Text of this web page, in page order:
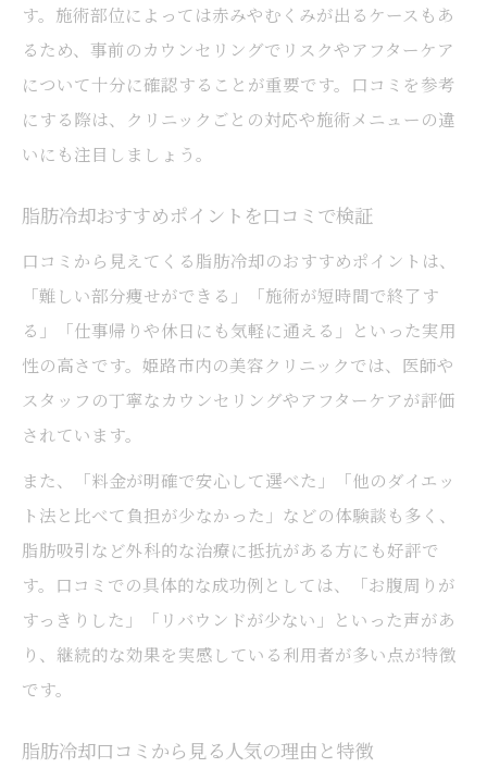
す。施術部位によっては赤みやむくみが出るケースもあ
るため、事前のカウンセリングでリスクやアフターケア
について十分に確認することが重要です。口コミを参考
にする際は、クリニックごとの対応や施術メニューの違
いにも注目しましょう。
脂肪冷却おすすめポイントを口コミで検証
口コミから見えてくる脂肪冷却のおすすめポイントは、
「難しい部分痩せができる」「施術が短時間で終了す
る」「仕事帰りや休日にも気軽に通える」といった実用
性の高さです。姫路市内の美容クリニックでは、医師や
スタッフの丁寧なカウンセリングやアフターケアが評価
されています。
また、「料金が明確で安心して選べた」「他のダイエッ
ト法と比べて負担が少なかった」などの体験談も多く、
脂肪吸引など外科的な治療に抵抗がある方にも好評で
す。口コミでの具体的な成功例としては、「お腹周りが
すっきりした」「リバウンドが少ない」といった声があ
り、継続的な効果を実感している利用者が多い点が特徴
です。
脂肪冷却口コミから見る人気の理由と特徴